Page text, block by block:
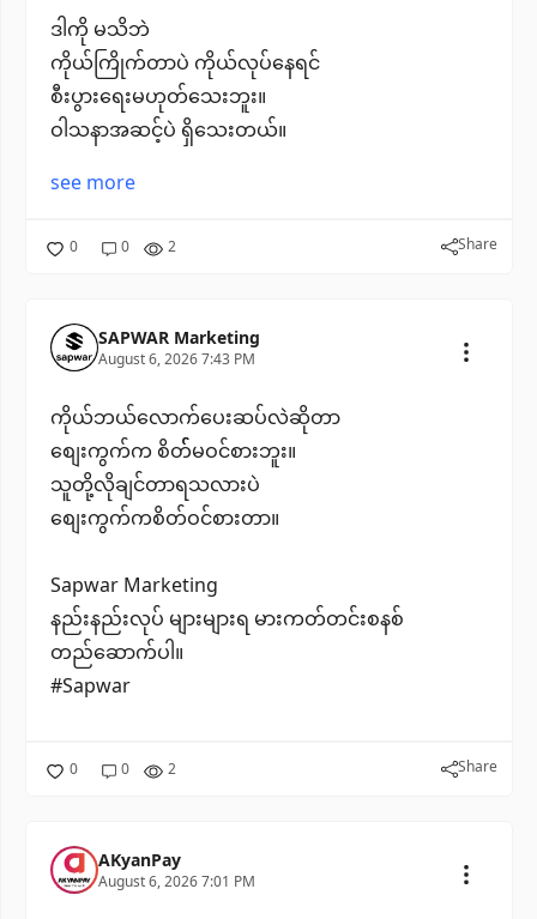
ဒါကို မသိဘဲ
ကိုယ်ကြိုက်တာပဲ ကိုယ်လုပ်နေရင်
စီးပွားရေးမဟုတ်သေးဘူး။
ဝါသနာအဆင့်ပဲ ရှိသေးတယ်။
see more
0 0 2 Share
SAPWAR Marketing
August 6, 2026 7:43 PM
ကိုယ်ဘယ်လောက်ပေးဆပ်လဲဆိုတာ
စျေးကွက်က စိတ််မဝင်စားဘူး။
သူတို့လိုချင်တာရသလားပဲ
စျေးကွက်ကစိတ်ဝင်စားတာ။
Sapwar Marketing
နည်းနည်းလုပ် များများရ မားကတ်တင်းစနစ်
တည်ဆောက်ပါ။
#Sapwar
0 0 2 Share
AKyanPay
August 6, 2026 7:01 PM